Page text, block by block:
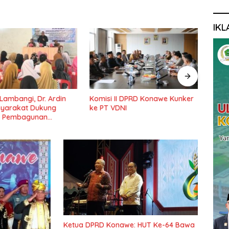
Dr. Ardin
Dukung
Komisi II DPRD Konawe Kunker
ke PT VDNI
Ketua DPRD Konawe: HUT Ke-64 Bawa